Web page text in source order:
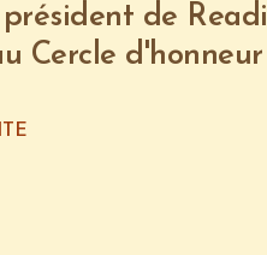
de
Cercle d'honneur